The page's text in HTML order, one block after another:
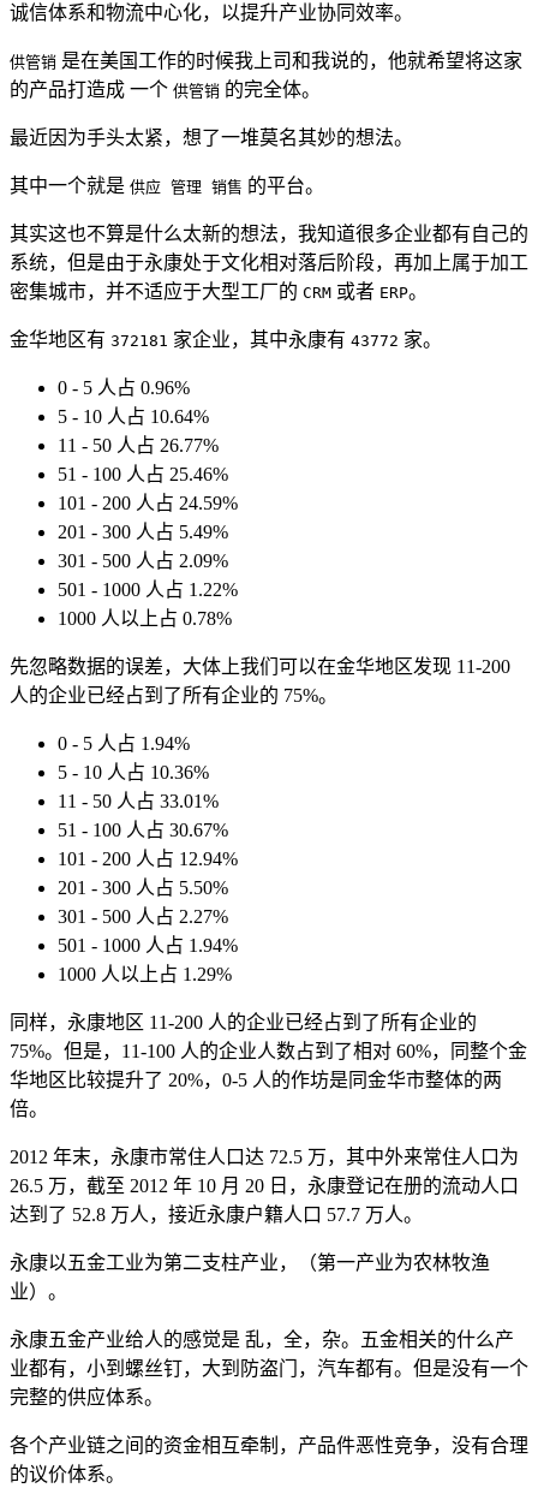
诚信体系和物流中心化，以提升产业协同效率。
供管销 是在美国工作的时候我上司和我说的，他就希望将这家
的产品打造成 一个 供管销 的完全体。
最近因为手头太紧，想了一堆莫名其妙的想法。
其中一个就是 供应 管理 销售 的平台。
其实这也不算是什么太新的想法，我知道很多企业都有自己的
系统，但是由于永康处于文化相对落后阶段，再加上属于加工
密集城市，并不适应于大型工厂的 CRM 或者 ERP。
金华地区有 372181 家企业，其中永康有 43772 家。
0 - 5 人占 0.96%
5 - 10 人占 10.64%
11 - 50 人占 26.77%
51 - 100 人占 25.46%
101 - 200 人占 24.59%
201 - 300 人占 5.49%
301 - 500 人占 2.09%
501 - 1000 人占 1.22%
1000 人以上占 0.78%
先忽略数据的误差，大体上我们可以在金华地区发现 11-200
人的企业已经占到了所有企业的 75%。
0 - 5 人占 1.94%
5 - 10 人占 10.36%
11 - 50 人占 33.01%
51 - 100 人占 30.67%
101 - 200 人占 12.94%
201 - 300 人占 5.50%
301 - 500 人占 2.27%
501 - 1000 人占 1.94%
1000 人以上占 1.29%
同样，永康地区 11-200 人的企业已经占到了所有企业的
75%。但是，11-100 人的企业人数占到了相对 60%，同整个金
华地区比较提升了 20%，0-5 人的作坊是同金华市整体的两
倍。
2012 年末，永康市常住人口达 72.5 万，其中外来常住人口为
26.5 万，截至 2012 年 10 月 20 日，永康登记在册的流动人口
达到了 52.8 万人，接近永康户籍人口 57.7 万人。
永康以五金工业为第二支柱产业，（第一产业为农林牧渔
业）。
永康五金产业给人的感觉是 乱，全，杂。五金相关的什么产
业都有，小到螺丝钉，大到防盗门，汽车都有。但是没有一个
完整的供应体系。
各个产业链之间的资金相互牵制，产品件恶性竞争，没有合理
的议价体系。